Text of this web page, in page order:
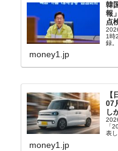
韓
報
点
1時
録
ウ
money1.jp
07
し
「
表
台
money1.jp